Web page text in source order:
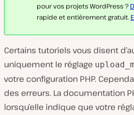
pour vos projets WordPress ?
rapide et entièrement gratuit.
Certains tutoriels vous disent
uniquement le réglage
votre configuration PHP.
des erreurs. La documentation
lorsqu’elle indique que votre